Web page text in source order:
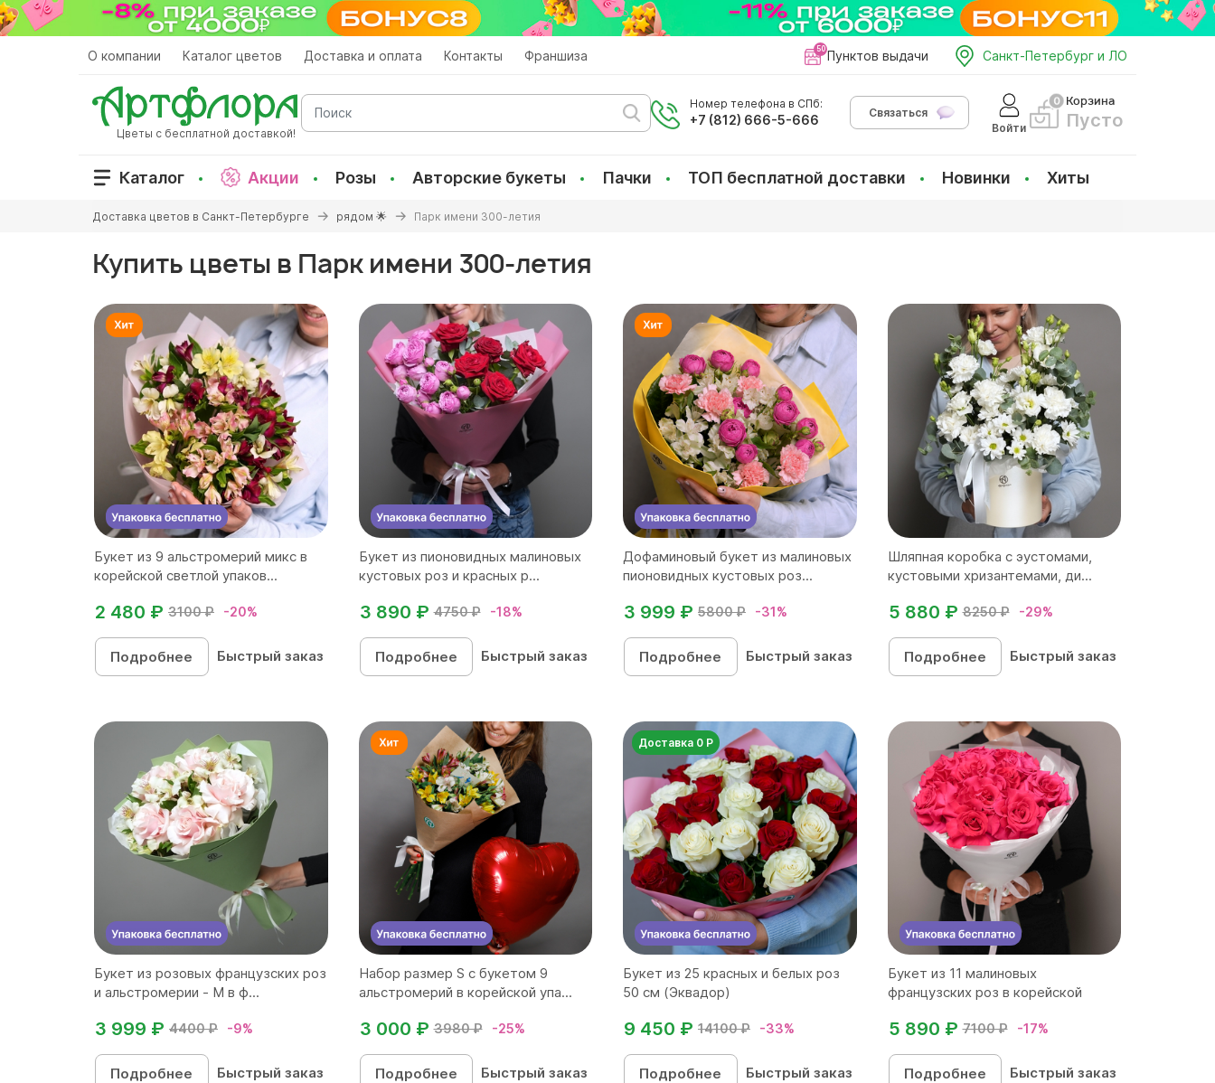
Перейти
к
О компании Каталог цветов Доставка и оплата Контакты Франшиза Пунктов выдачи Санкт-Петербург и ЛО
Цветы с бесплатной доставкой!
Поиск
Номер телефона в СПб:
+7 (812) 666-5-666
Связаться
Войти
Корзина
Пусто
Каталог Акции Розы Авторские букеты Пачки ТОП бесплатной доставки Новинки Хиты
здесь
Доставка цветов в Санкт-Петербурге рядом 🌟 Парк имени 300-летия
Купить цветы в Парк имени 300-летия
Букет из 9 альстромерий микс в
корейской светлой упаков...
3100 ₽ -20%
2 480 ₽
Подробнее Быстрый заказ
Букет из пионовидных малиновых
кустовых роз и красных р...
4750 ₽ -18%
3 890 ₽
Подробнее Быстрый заказ
Дофаминовый букет из малиновых
пионовидных кустовых роз...
5800 ₽ -31%
3 999 ₽
Подробнее Быстрый заказ
Шляпная коробка с эустомами,
кустовыми хризантемами, ди...
8250 ₽ -29%
5 880 ₽
Подробнее Быстрый заказ
Букет из розовых французских роз
и альстромерии - М в ф...
4400 ₽ -9%
3 999 ₽
Подробнее Быстрый заказ
Набор размер S с букетом 9
альстромерий в корейской упа...
3980 ₽ -25%
3 000 ₽
Подробнее Быстрый заказ
Доставка 0 Р
Букет из 25 красных и белых роз
50 см (Эквадор)
14100 ₽ -33%
9 450 ₽
Подробнее Быстрый заказ
Букет из 11 малиновых
французских роз в корейской
7100 ₽ -17%
5 890 ₽
Подробнее Быстрый заказ